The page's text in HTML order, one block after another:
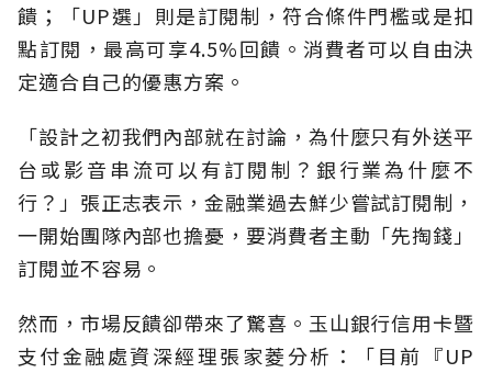
饋；「UP選」則是訂閱制，符合條件門檻或是扣
點訂閱，最高可享4.5%回饋。消費者可以自由決
定適合自己的優惠方案。
「設計之初我們內部就在討論，為什麼只有外送平
台或影音串流可以有訂閱制？銀行業為什麼不
行？」張正志表示，金融業過去鮮少嘗試訂閱制，
一開始團隊內部也擔憂，要消費者主動「先掏錢」
訂閱並不容易。
然而，市場反饋卻帶來了驚喜。玉山銀行信用卡暨
支付金融處資深經理張家菱分析：「目前『UP